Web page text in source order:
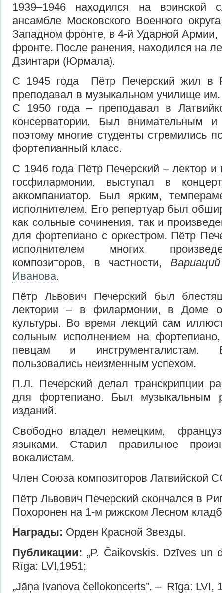
1939–1946 находился на воинской
ансамбле Московского Военного
Западном фронте, в 4-й Ударной
фронте. После ранения, находился на
Дзинтари (Юрмала).
С 1945 года Пётр Печерский жил в
преподавал в музыкальном училище
С 1950 года – преподавал в
консерватории. Был внимательным и
поэтому многие студенты стремились
фортепианный класс.
С 1946 года Пётр Печерский – лектор и
госфилармонии, выступал в
аккомпаниатор. Был ярким,
исполнителем. Его репертуар был
как сольные сочинения, так и
для фортепиано с оркестром. Пётр
исполнителем многих
композиторов, в частности,
Иванова.
Пётр Львович Печерский был
лектории – в филармонии, в Доме
культуры. Во время лекций сам
сольным исполнением на
певцам и инструменталистам.
пользовались неизменным успехом.
П.Л. Печерский делал транскрипции
для фортепиано. Был музыкальным
изданий.
Свободно владел немецким,
языками. Ставил правильное
вокалистам.
Член Союза композиторов Латвийской
Пётр Львович Печерский скончался в
Похоронен на 1-м рижском Лесном
Награды: Орден Красной Звезды.
Публикации: „P. Čaikovskis. Dzīves un
Rīga: LVI,1951;
„Jāņa Ivanova čellokoncerts”. – Rīga: LVI,